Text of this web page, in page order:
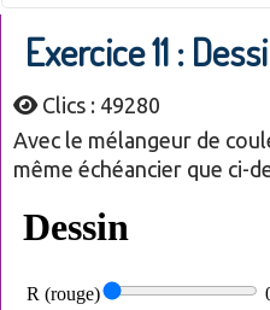
Exercice 11 :
Clics : 49280
Avec le mélangeur de
même échéancier que ci-